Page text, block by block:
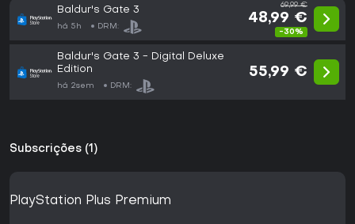
Baldur's Gate 3
há 5h DRM:
69,99 €
48,99 €
-30%
Baldur's Gate 3 - Digital Deluxe
Edition
há 2sem DRM:
55,99 €
Subscrições (1)
PlayStation Plus Premium